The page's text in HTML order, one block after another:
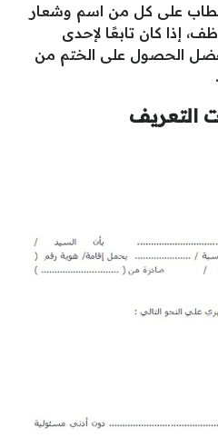
على كل من اسم وشعار
إذا كان تابعًا لإحدى
الحصول على الختم من
التعريف